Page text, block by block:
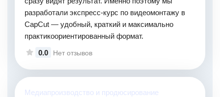
разработали экспресс-курс по видеомонтажу в
CapCut — удобный, краткий и максимально
практикоориентированный формат.
0.0
Нет отзывов
Медиапроизводство и продюсирование